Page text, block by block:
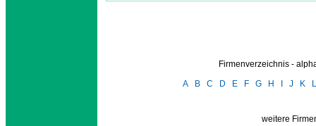
Firmenverzeichnis -
A
B C D E F G H J K L
weitere